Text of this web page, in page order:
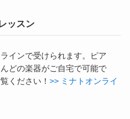
ッスン
インで受けられます。ピア
どの楽器がご自宅で可能で